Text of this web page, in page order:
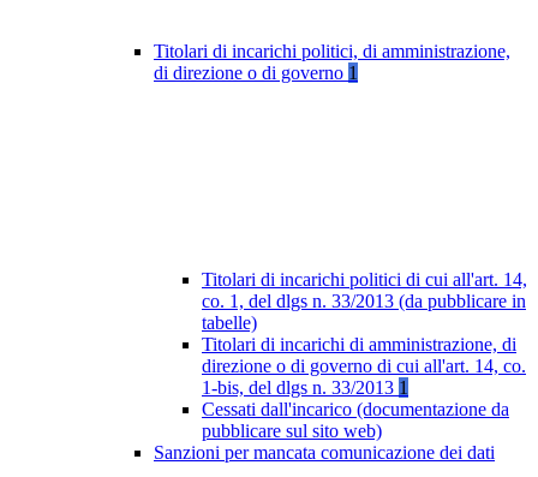
Titolari di incarichi politici, di amministrazione,
di direzione o di governo 1
Titolari di incarichi politici di cui all'art. 14,
co. 1, del dlgs n. 33/2013 (da pubblicare in
tabelle)
Titolari di incarichi di amministrazione, di
direzione o di governo di cui all'art. 14, co.
1-bis, del dlgs n. 33/2013 1
Cessati dall'incarico (documentazione da
pubblicare sul sito web)
Sanzioni per mancata comunicazione dei dati